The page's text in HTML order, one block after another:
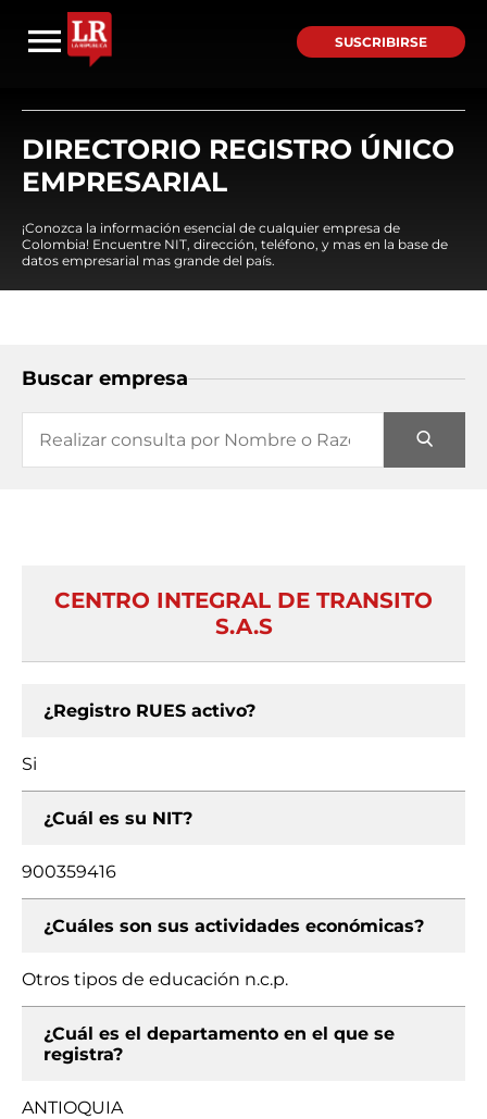
SUSCRIBIRSE
DIRECTORIO REGISTRO ÚNICO
EMPRESARIAL
¡Conozca la información esencial de cualquier empresa de
Colombia! Encuentre NIT, dirección, teléfono, y mas en la base de
datos empresarial mas grande del país.
Buscar empresa
CENTRO INTEGRAL DE TRANSITO
S.A.S
¿Registro RUES activo?
Si
¿Cuál es su NIT?
900359416
¿Cuáles son sus actividades económicas?
Otros tipos de educación n.c.p.
¿Cuál es el departamento en el que se
registra?
ANTIOQUIA